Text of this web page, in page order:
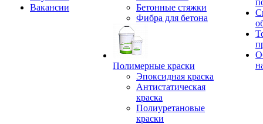
Вакансии
Бетонные стяжки
Фибра для бетона
Полимерные краски
Эпоксидная краска
Антистатическая
краска
Полиуретановые
краски